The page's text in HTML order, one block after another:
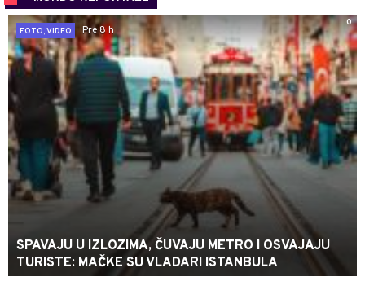
0
FOTO, VIDEO
Pre 8 h
SPAVAJU U IZLOZIMA, ČUVAJU METRO I OSVAJAJU
TURISTE: MAČKE SU VLADARI ISTANBULA